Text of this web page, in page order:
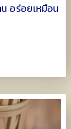
อร่อยเหมือน